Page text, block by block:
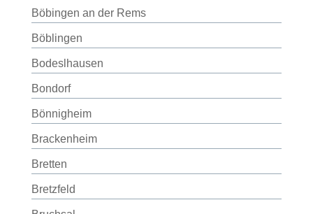
Böbingen an der Rems
Böblingen
Bodeslhausen
Bondorf
Bönnigheim
Brackenheim
Bretten
Bretzfeld